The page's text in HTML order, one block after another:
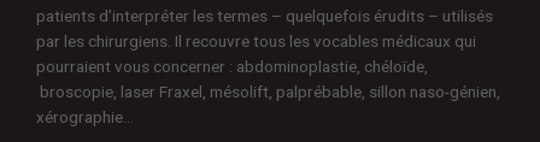
patients d’interpréter les termes – quelquefois érudits – utilisés
par les chirurgiens. Il recouvre tous les vocables médicaux qui
pourraient vous concerner : abdominoplastie, chéloïde,
broscopie, laser Fraxel, mésolift, palprébable, sillon naso-génien,
xérographie...